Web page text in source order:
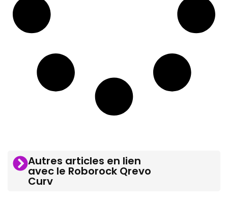
Autres articles en lien
avec le Roborock Qrevo
Curv